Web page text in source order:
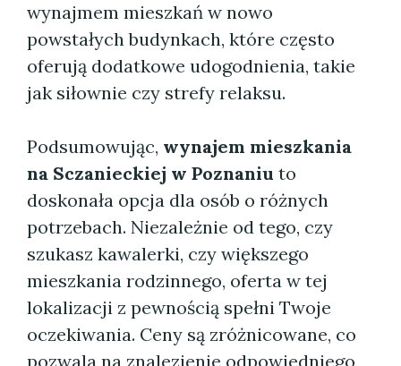
wynajmem mieszkań w nowo
powstałych budynkach, które często
oferują dodatkowe udogodnienia, takie
jak siłownie czy strefy relaksu.
Podsumowując, wynajem mieszkania
na Sczanieckiej w Poznaniu to
doskonała opcja dla osób o różnych
potrzebach. Niezależnie od tego, czy
szukasz kawalerki, czy większego
mieszkania rodzinnego, oferta w tej
lokalizacji z pewnością spełni Twoje
oczekiwania. Ceny są zróżnicowane, co
pozwala na znalezienie odpowiedniego